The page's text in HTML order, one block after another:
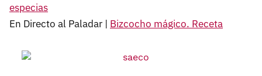
especias
En Directo al Paladar | Bizcocho mágico. Receta